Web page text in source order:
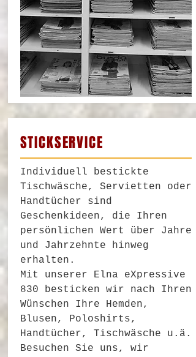
STICKSERVICE
Individuell bestickte
Tischwäsche, Servietten oder
Handtücher sind
Geschenkideen, die Ihren
persönlichen Wert über Jahre
und Jahrzehnte hinweg
erhalten.
Mit unserer Elna eXpressive
830 besticken wir nach Ihren
Wünschen Ihre Hemden,
Blusen, Poloshirts,
Handtücher, Tischwäsche u.ä.
Besuchen Sie uns, wir